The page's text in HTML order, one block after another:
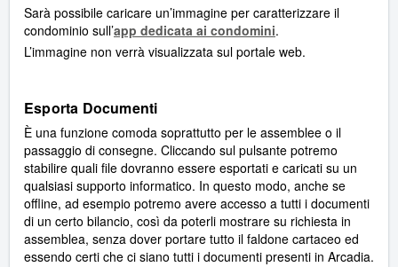
Sarà possibile caricare un’immagine per caratterizzare il
condominio sull’app dedicata ai condomini.
L’immagine non verrà visualizzata sul portale web.
Esporta Documenti
È una funzione comoda soprattutto per le assemblee o il
passaggio di consegne. Cliccando sul pulsante potremo
stabilire quali file dovranno essere esportati e caricati su un
qualsiasi supporto informatico. In questo modo, anche se
offline, ad esempio potremo avere accesso a tutti i documenti
di un certo bilancio, così da poterli mostrare su richiesta in
assemblea, senza dover portare tutto il faldone cartaceo ed
essendo certi che ci siano tutti i documenti presenti in Arcadia.